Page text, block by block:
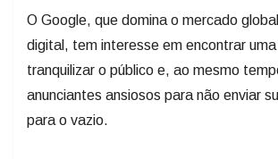
O Google, que domina o mercado
digital, tem interesse em encontrar
tranquilizar o público e, ao mesmo
anunciantes ansiosos para não enviar
para o vazio.